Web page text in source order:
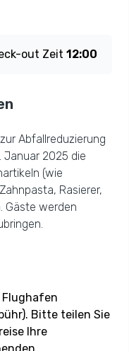
out Zeit 12:00
Abfallreduzierung
Januar 2025 die
(wie
Rasierer,
Gäste werden
Flughafen
Bitte teilen Sie
Ihre